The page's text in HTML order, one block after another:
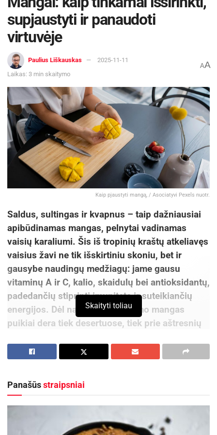
supjaustyti ir panaudoti
virtuvėje
Paulius Liškauskas
2025-11-11
Laikas: 3 min skaitymo
AA
Kaip pjaustyti mangą, / Asociatyvi Pexels nuotr.
Saldus, sultingas ir kvapnus – taip dažniausiai
apibūdinamas mangas, pelnytai vadinamas
vaisių karaliumi. Šis iš tropinių kraštų atkeliavęs
vaisius žavi ne tik išskirtiniu skoniu, bet ir
gausybe naudingų medžiagų: jame gausu
vitaminų A ir C, kalio, skaidulų bei antioksidantų,
padedančių stiprinti imunitetą ir suteikiančių
energijos. Dėl natūralaus saldumo mangas
puikiai dera tiek desertuose, tiek prie aštresnių
vis dažniau atrandamas lietuvių virtuvėse, kur
rasti tiek didžiuosiuose prekybos tinkluose, tiek
specializuotose vaisių ir daržovių parduotuvėse.
Skaityti toliau
Panašūsstraipsniai